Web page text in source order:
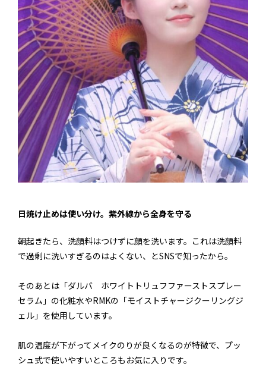
日焼け止めは使い分け。紫外線から全身を守る
朝起きたら、洗顔料はつけずに顔を洗います。これは洗顔料
で過剰に洗いすぎるのはよくない、とSNSで知ったから。
そのあとは「ダルバ ホワイトトリュフファーストスプレー
セラム」の化粧水やRMKの「モイストチャージクーリングジ
ェル」を使用しています。
肌の温度が下がってメイクのりが良くなるのが特徴で、プッ
シュ式で使いやすいところもお気に入りです。